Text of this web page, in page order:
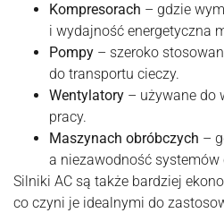
Kompresorach – gdzie
i wydajność energetyczna
Pompy – szeroko
do transportu cieczy.
Wentylatory – używane do
pracy.
Maszynach obróbczych –
a niezawodność systemów
Silniki AC są także bardziej
co czyni je idealnymi do